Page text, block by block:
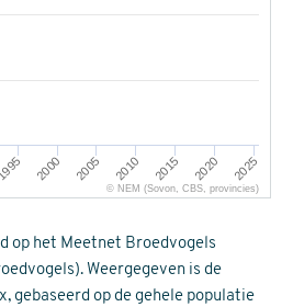
2000 2005 2010 2015 2020 2025
© NEM (Sovon, CBS, provincies)
op het Meetnet Broedvogels
Weergegeven is de
gebaseerd op de gehele populatie